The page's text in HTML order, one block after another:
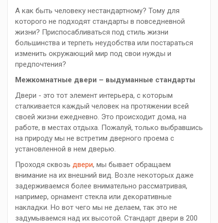
А как быть человеку нестандартному? Тому для
которого не подходят стандарты в повседневной
жизни? Приспосабливаться под стиль жизни
большинства и терпеть неудобства или постараться
изменить окружающий мир под свои нужды и
предпочтения?
Межкомнатные двери – выдуманные стандарты
Двери - это тот элемент интерьера, с которым
сталкивается каждый человек на протяжении всей
своей жизни ежедневно. Это происходит дома, на
работе, в местах отдыха. Пожалуй, только выбравшись
на природу мы не встретим дверного проема с
установленной в нем дверью.
Проходя сквозь двери, мы бывает обращаем
внимание на их внешний вид. Возле некоторых даже
задерживаемся более внимательно рассматривая,
например, орнамент стекла или декоративные
накладки. Но вот чего мы не делаем, так это не
задумываемся над их высотой. Стандарт двери в 200